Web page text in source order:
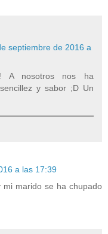
septiembre de 2016 a
A nosotros nos ha
y sabor ;D Un
a las 17:39
marido se ha chupado